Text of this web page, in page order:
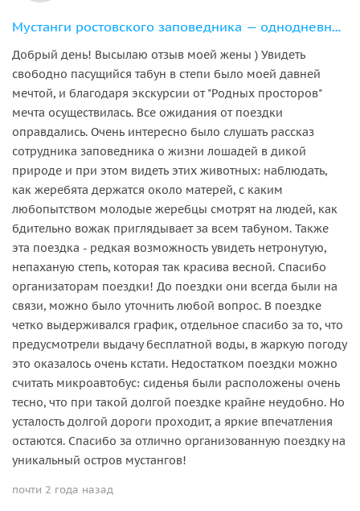
Мустанги ростовского заповедника — однодневный тур на остров Вольных Коней
​​​​​​​Добрый день! Высылаю отзыв моей жены ) Увидеть
свободно пасущийся табун в степи было моей давней
мечтой, и благодаря экскурсии от "Родных просторов"
мечта осуществилась. Все ожидания от поездки
оправдались. Очень интересно было слушать рассказ
сотрудника заповедника о жизни лошадей в дикой
природе и при этом видеть этих животных: наблюдать,
как жеребята держатся около матерей, с каким
любопытством молодые жеребцы смотрят на людей, как
бдительно вожак приглядывает за всем табуном. Также
эта поездка - редкая возможность увидеть нетронутую,
непаханую степь, которая так красива весной. Спасибо
организаторам поездки! До поездки они всегда были на
связи, можно было уточнить любой вопрос. В поездке
четко выдерживался график, отдельное спасибо за то, что
предусмотрели выдачу бесплатной воды, в жаркую погоду
это оказалось очень кстати. Недостатком поездки можно
считать микроавтобус: сиденья были расположены очень
тесно, что при такой долгой поездке крайне неудобно. Но
усталость долгой дороги проходит, а яркие впечатления
остаются. Спасибо за отлично организованную поездку на
уникальный остров мустангов!
почти 2 года назад